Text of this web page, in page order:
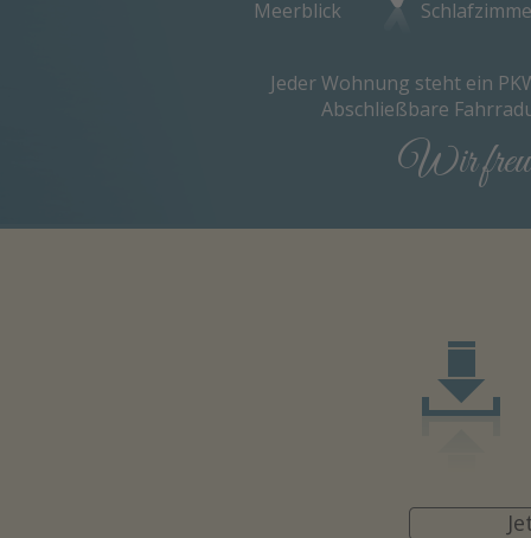
Meerblick
Jeder Wohnung steht ein
Abschließbare
Wir